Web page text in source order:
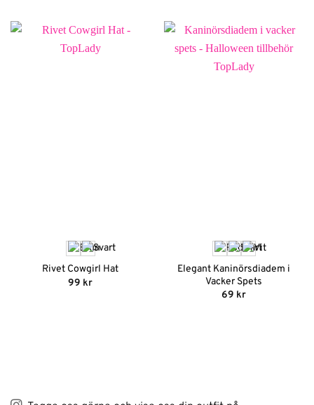
Rivet Cowgirl Hat
99 kr
Elegant Kaninörsdiadem i
Vacker Spets
69 kr